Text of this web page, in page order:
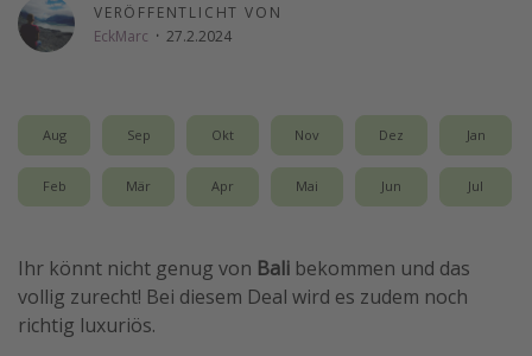
Gruppenreisen
Hotels am Achensee
Weitere Themen
Reise Journal
Familienurlaub in der Türkei
Rundreisen in Thailand
VERÖFFENTLICHT VON
EckMarc · 27.2.2024
Aug Sep Okt Nov Dez Jan
Feb Mär Apr Mai Jun Jul
Ihr könnt nicht genug von Bali bekommen und das
vollig zurecht! Bei diesem Deal wird es zudem noch
richtig luxuriös.